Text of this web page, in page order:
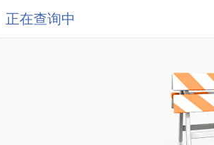
正在查询中